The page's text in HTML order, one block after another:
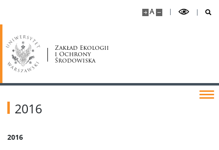
A
Zakład Ekologii
i Ochrony
Środowiska
mgr Tumer Orhun Aykut
mgr Natalia Gryczewska
mgr Jan Kucharzyk
2016
2016